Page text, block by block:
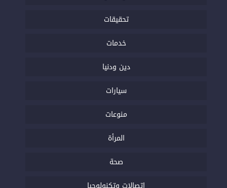
تحقيقات
خدمات
دين ودنيا
سيارات
منوعات
المرأة
صحة